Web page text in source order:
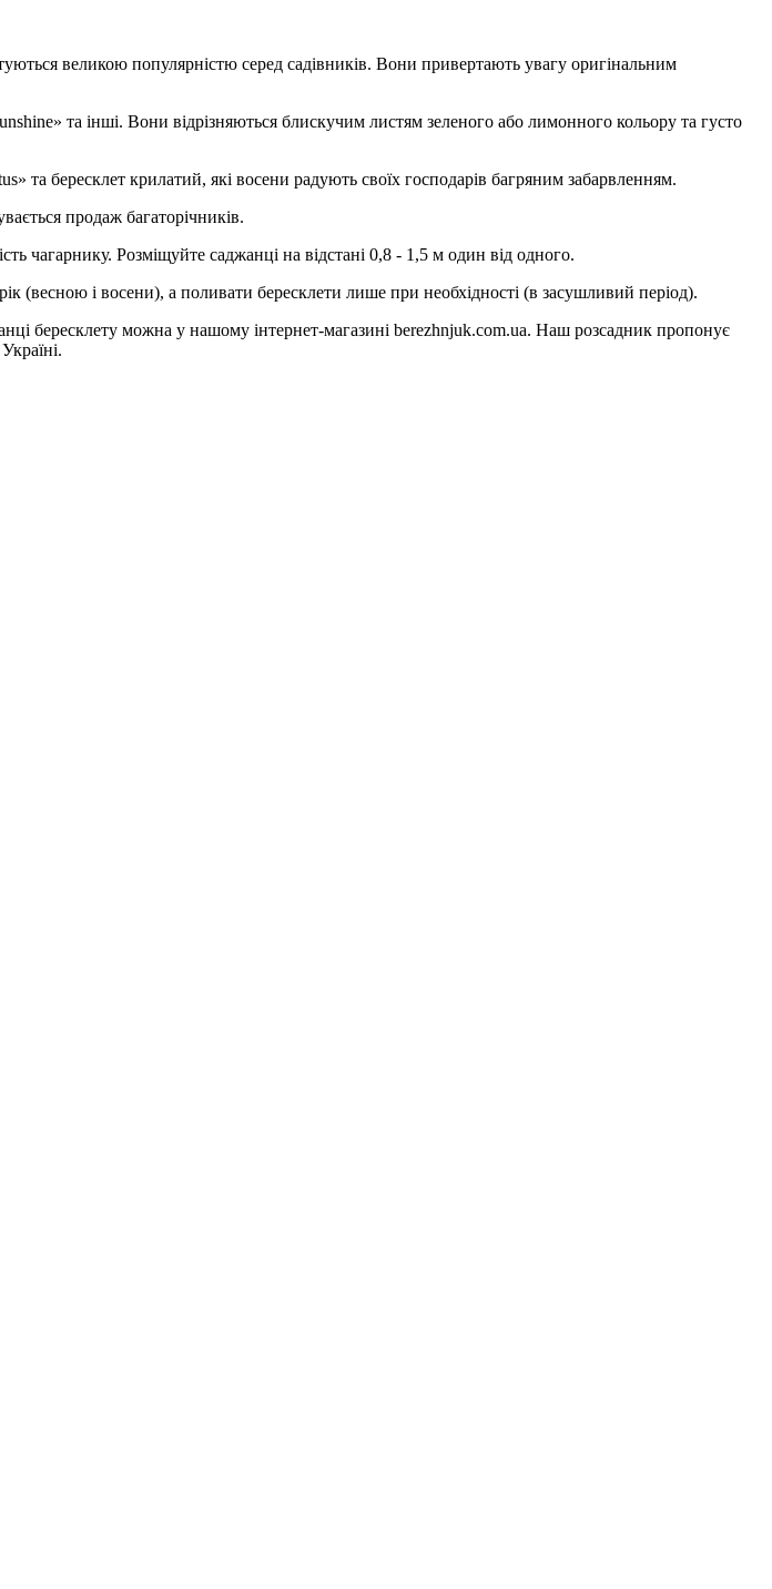
великою популярністю серед садівників. Вони привертають увагу оригінальним
та інші. Вони відрізняються блискучим листям зеленого або лимонного кольору та густо
та бересклет крилатий, які восени радують своїх господарів багряним забарвленням.
продаж багаторічників.
чагарнику. Розміщуйте саджанці на відстані 0,8 - 1,5 м один від одного.
(весною і восени), а поливати бересклети лише при необхідності (в засушливий період).
бересклету можна у нашому інтернет-магазині berezhnjuk.com.ua. Наш розсадник пропонує